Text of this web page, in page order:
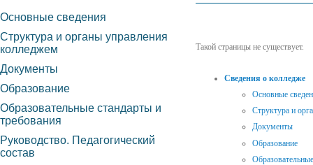
Такой страницы не существует.
Сведения о колледже
Основные
Структура и
Документы
Образование
Основные сведения
Структура и органы управления
колледжем
Документы
Образование
Образовательные стандарты и
требования
Руководство. Педагогический
состав